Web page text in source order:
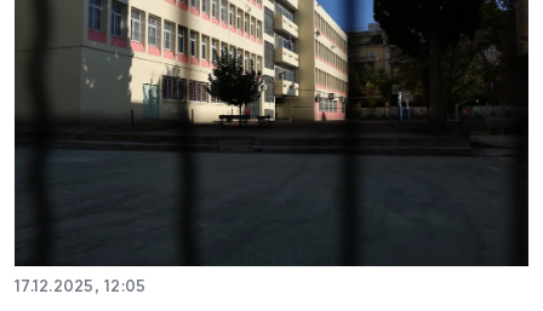
17.12.2025, 12:05